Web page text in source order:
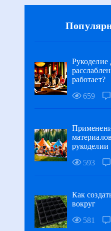
Рукоделие
работает?
659
рукоделии
593
Как
вокруг
581